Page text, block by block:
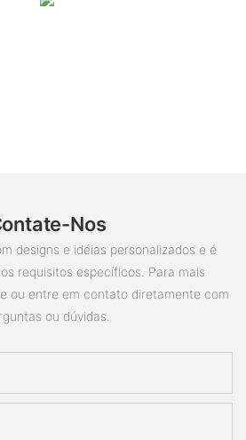
Nos
designs e idéias personalizados e é
requisitos específicos. Para mais
ou entre em contato diretamente com
ou dúvidas.